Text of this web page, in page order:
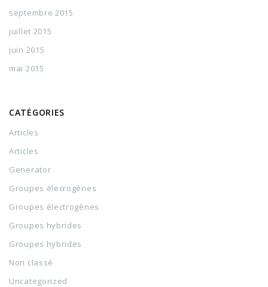
septembre 2015
juillet 2015
juin 2015
mai 2015
CATÉGORIES
Articles
Articles
Generator
Groupes élecrogènes
Groupes électrogènes
Groupes hybrides
Groupes hybrides
Non classé
Uncategorized